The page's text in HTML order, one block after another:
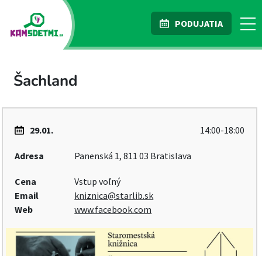
PODUJATIA
Šachland
29.01. 14:00-18:00
Adresa Panenská 1, 811 03 Bratislava
Cena
Vstup voľný
Email
kniznica@starlib.sk
Web
www.facebook.com